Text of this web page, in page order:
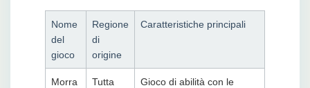
Nome
del
gioco
Regione
di
origine
Caratteristiche principali
Morra
Tutta
Gioco di abilità con le